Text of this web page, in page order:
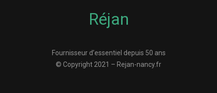
Réjan
Fournisseur d’essentiel depuis 50 ans
© Copyright 2021 – Rejan-nancy.fr